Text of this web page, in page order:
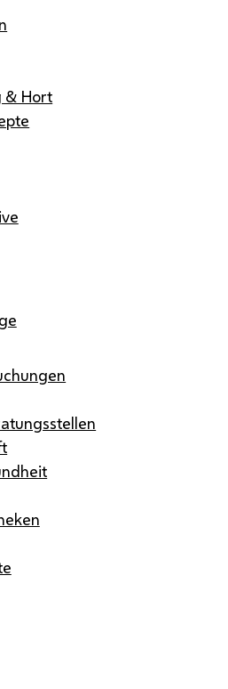
& Hort